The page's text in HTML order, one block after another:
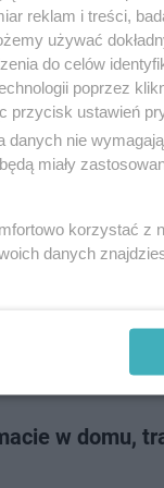
skontrolowali
nad kotem.
w środę 22-latek,
trafi
w domu,
reklam i treści,
używać
do celów
poprzez
przycisk ustawień
danych nie
miały
korzystać z
danych